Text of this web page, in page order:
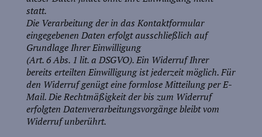
statt.
Die Verarbeitung der in das Kontaktformular
eingegebenen Daten erfolgt ausschließlich auf
Grundlage Ihrer Einwilligung
(Art. 6 Abs. 1 lit. a DSGVO). Ein Widerruf Ihrer
bereits erteilten Einwilligung ist jederzeit möglich. Für
den Widerruf genügt eine formlose Mitteilung per E-
Mail. Die Rechtmäßigkeit der bis zum Widerruf
erfolgten Datenverarbeitungsvorgänge bleibt vom
Widerruf unberührt.